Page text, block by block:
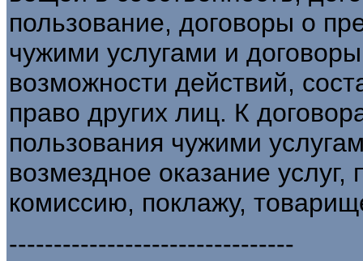
пользование, договоры о
чужими услугами и
возможности действий,
право других лиц. К
пользования чужими
возмездное оказание услуг,
комиссию, поклажу,
--------------------------------